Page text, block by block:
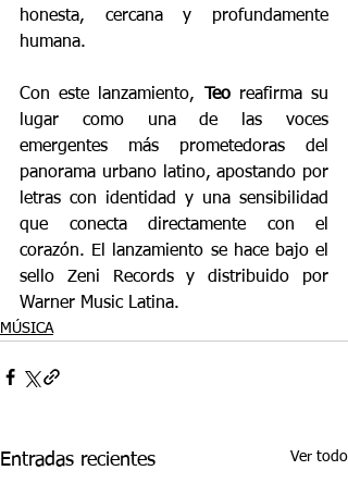
honesta, cercana y profundamente
humana.
Con este lanzamiento, Teo reafirma su
lugar como una de las voces
emergentes más prometedoras del
panorama urbano latino, apostando por
letras con identidad y una sensibilidad
que conecta directamente con el
corazón. El lanzamiento se hace bajo el
sello Zeni Records y distribuido por
Warner Music Latina.
MÚSICA
Entradas recientes Ver todo